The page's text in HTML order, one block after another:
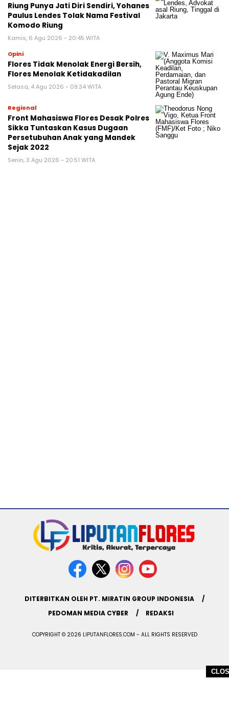
Riung Punya Jati Diri Sendiri, Yohanes
Paulus Lendes Tolak Nama Festival
Komodo Riung
Kamis, 6 Agu 2026 - 20:45 WITA
Opini
Flores Tidak Menolak Energi Bersih,
Flores Menolak Ketidakadilan
Selasa, 4 Agu 2026 - 09:34 WITA
Regional
Front Mahasiswa Flores Desak Polres
Sikka Tuntaskan Kasus Dugaan
Persetubuhan Anak yang Mandek
Sejak 2022
Senin, 3 Agu 2026 - 20:51 WITA
DITERBITKAN OLEH PT. MIRATIN GROUP INDONESIA
PEDOMAN MEDIA CYBER
REDAKSI
COPYRIGHT © 2026 LIPUTANFLORES.COM - ALL RIGHTS RESERVED